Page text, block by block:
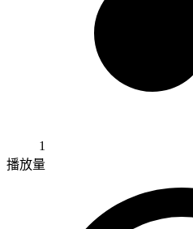
1
播放量